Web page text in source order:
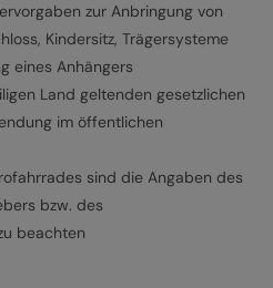
zur Anbringung von
Kindersitz, Trägersysteme
eines Anhängers
Land geltenden gesetzlichen
im öffentlichen
sind die Angaben des
bzw. des
beachten